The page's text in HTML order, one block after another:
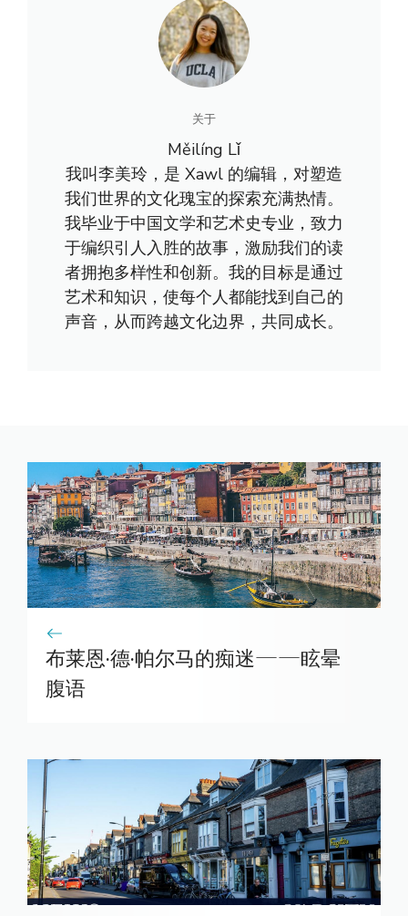
关于
Měilíng Lǐ
我叫李美玲，是 Xawl 的编辑，对塑造
我们世界的文化瑰宝的探索充满热情。
我毕业于中国文学和艺术史专业，致力
于编织引人入胜的故事，激励我们的读
者拥抱多样性和创新。我的目标是通过
艺术和知识，使每个人都能找到自己的
声音，从而跨越文化边界，共同成长。
布莱恩·德·帕尔马的痴迷——眩晕
腹语